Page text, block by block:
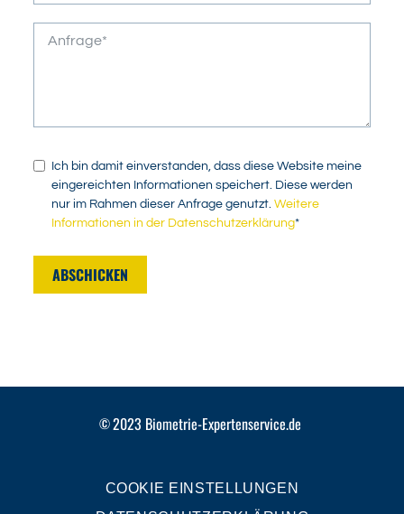
Ich bin damit einverstanden, dass diese Website meine
eingereichten Informationen speichert. Diese werden
nur im Rahmen dieser Anfrage genutzt.Weitere
Informationen in der Datenschutzerklärung*
ABSCHICKEN
©2023 Biometrie-Expertenservice.de
COOKIE EINSTELLUNGEN